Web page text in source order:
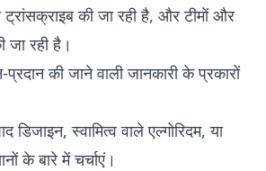
ट्रांसक्राइब की जा रही है, और टीमों और
जा रही है।
की जाने वाली जानकारी के प्रकारों
डिजाइन, स्वामित्व वाले एल्गोरिदम, या
के बारे में चर्चाएं।